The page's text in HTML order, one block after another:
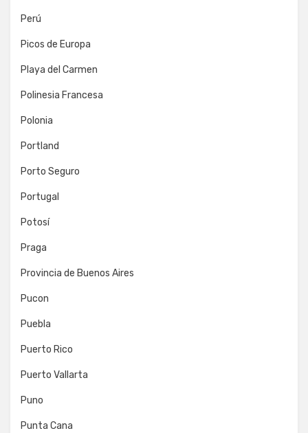
Perú
Picos de Europa
Playa del Carmen
Polinesia Francesa
Polonia
Portland
Porto Seguro
Portugal
Potosí
Praga
Provincia de Buenos Aires
Pucon
Puebla
Puerto Rico
Puerto Vallarta
Puno
Punta Cana